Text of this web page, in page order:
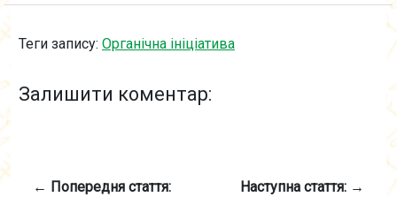
Теги запису: Органічна ініціатива
Залишити коментар:
← Попередня стаття:
Наступна стаття: →